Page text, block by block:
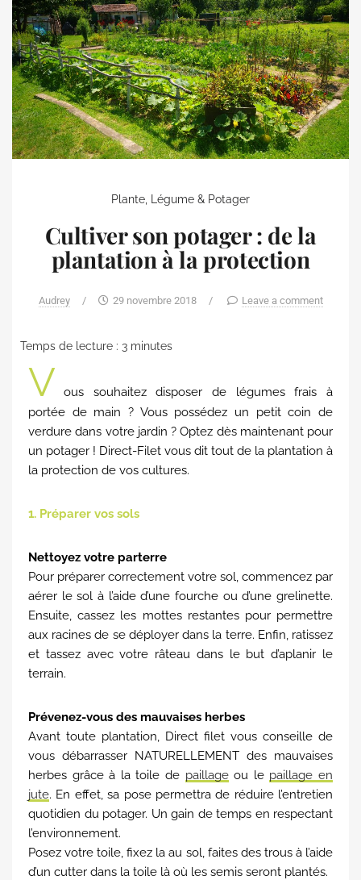
Plante, Légume & Potager
Cultiver son potager : de la
plantation à la protection
Audrey / 29 novembre 2018 / Leave a comment
Temps de lecture : 3 minutes
V
ous souhaitez disposer de légumes frais à
portée de main ? Vous possédez un petit coin de
verdure dans votre jardin ? Optez dès maintenant pour
un potager ! Direct-Filet vous dit tout de la plantation à
la protection de vos cultures.
1. Préparer vos sols
Nettoyez votre parterre
Pour préparer correctement votre sol, commencez par
aérer le sol à l’aide d’une fourche ou d’une grelinette.
Ensuite, cassez les mottes restantes pour permettre
aux racines de se déployer dans la terre. Enfin, ratissez
et tassez avec votre râteau dans le but d’aplanir le
terrain.
Prévenez-vous des mauvaises herbes
Avant toute plantation, Direct filet vous conseille de
vous débarrasser NATURELLEMENT des mauvaises
herbes grâce à la toile de paillageou le paillage en
jute. En effet, sa pose permettra de réduire l’entretien
quotidien du potager. Un gain de temps en respectant
l’environnement.
Posez votre toile, fixez la au sol, faites des trous à l’aide
d’un cutter dans la toile là où les semis seront plantés.